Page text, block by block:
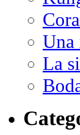
Una
La